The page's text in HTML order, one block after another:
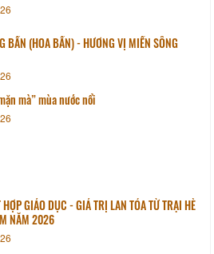
BẦN (HOA BẦN) - HƯƠNG VỊ MIỀN SÔNG
mà” mùa nước nổi
GIÁO DỤC - GIÁ TRỊ LAN TỎA TỪ TRẠI HÈ
NĂM 2026